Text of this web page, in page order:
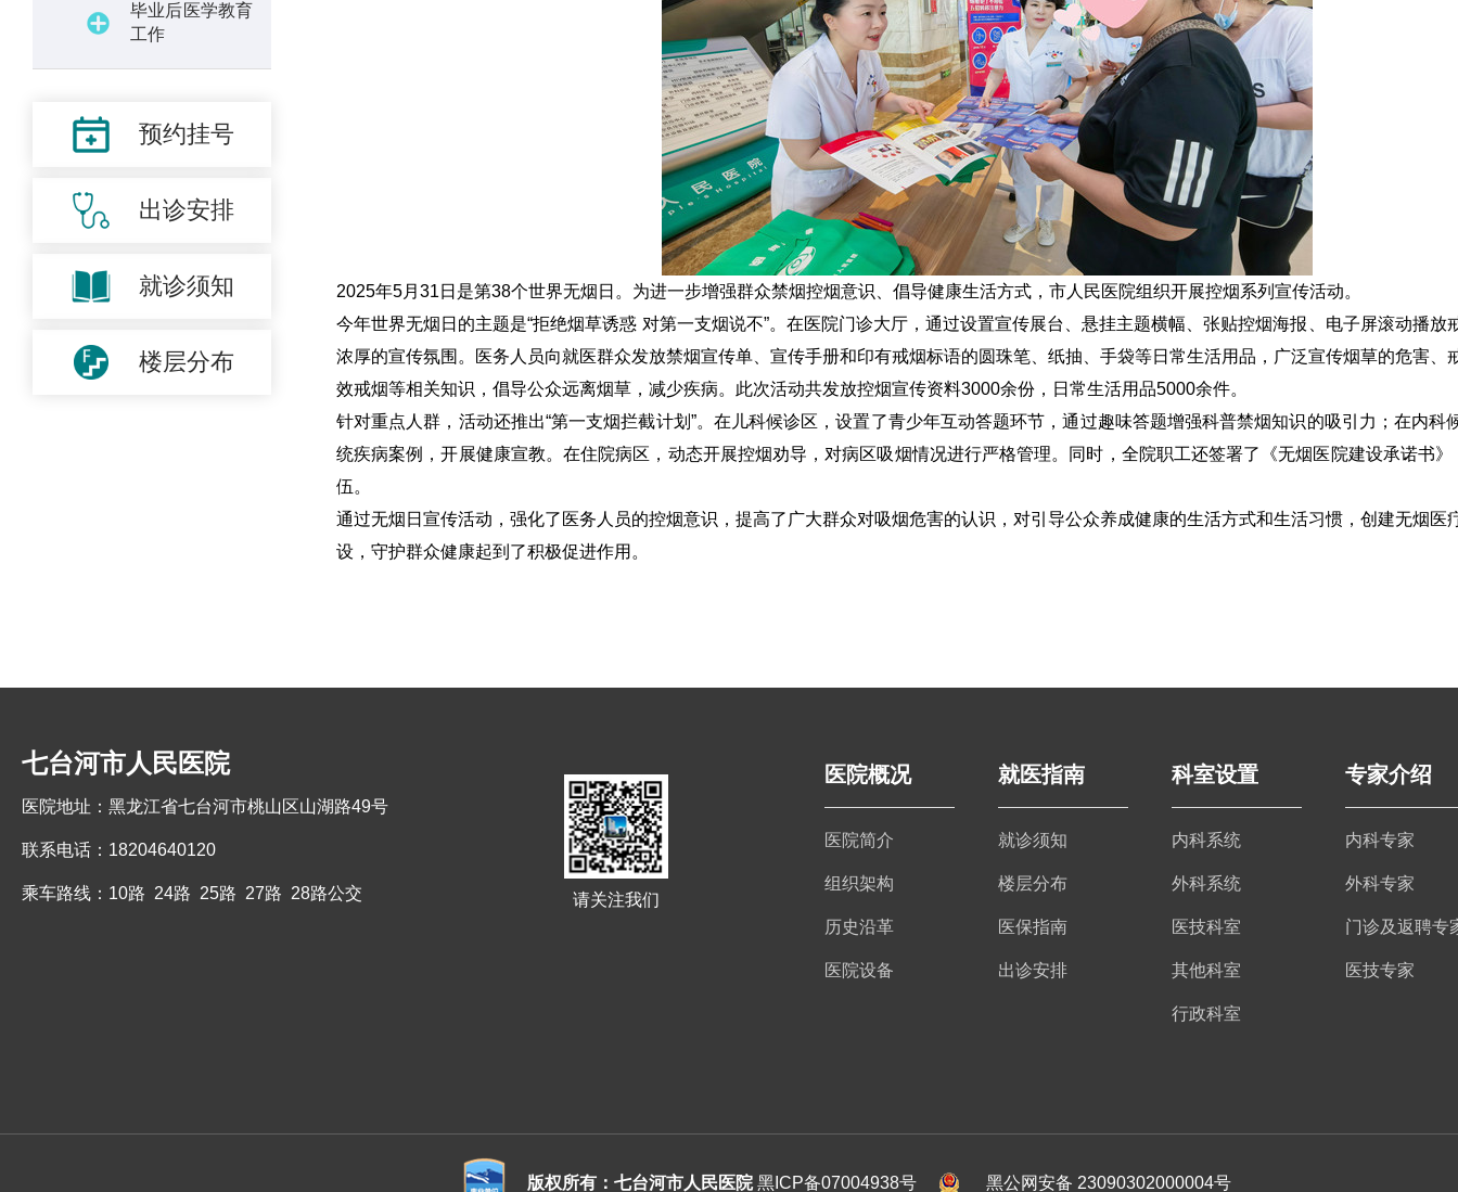
毕业后医学教育
工作
预约挂号
出诊安排
就诊须知
楼层分布
2025年5月31日是第38个世界无烟日。为进一步增强群众禁烟控烟意识、倡导健康生活方式，市人民医院组织开展控烟系列宣传活动。
今年世界无烟日的主题是“拒绝烟草诱惑 对第一支烟说不”。在医院门诊大厅，通过设置宣传展台、悬挂主题横幅、张贴控烟海报、电子屏滚动播放
浓厚的宣传氛围。医务人员向就医群众发放禁烟宣传单、宣传手册和印有戒烟标语的圆珠笔、纸抽、手袋等日常生活用品，广泛宣传烟䓍的危害、
效戒烟等相关知识，倡导公众远离烟䓍，减少疾病。此次活动共发放控烟宣传资料3000余份，日常生活用品5000余件。
针对重点人群，活动还推出“第一支烟拦截计划”。在儿科候诊区，设置了青少年互动答题环节，通过趣味答题增强科普禁烟知识的吸引力；在内科
统疾病案例，开展健康宣教。在住院病区，动态开展控烟劝导，对病区吸烟情况进行严格管理。同时，全院职工还签署了《无烟医院建设承诺书》
伍。
通过无烟日宣传活动，强化了医务人员的控烟意识，提高了广大群众对吸烟危害的认识，对引导公众养成健康的生活方式和生活习惯，创建无烟医
设，守护群众健康起到了积极促进作用。
七台河市人民医院
医院地址：黑龙江省七台河市桃山区山湖路49号
联系电话：18204640120
乘车路线：10路 24路 25路 27路 28路公交 请关注我们
医院概况
医院简介
组织架构
历史沿革
医院设备
就医指南
就诊须知
楼层分布
医保指南
出诊安排
科室设置
内科系统
外科系统
医技科室
其他科室
行政科室
专家介绍
内科专家
外科专家
门诊及返聘专
医技专家
版权所有：七台河市人民医院 黑ICP备07004938号 黑公网安备 23090302000004号